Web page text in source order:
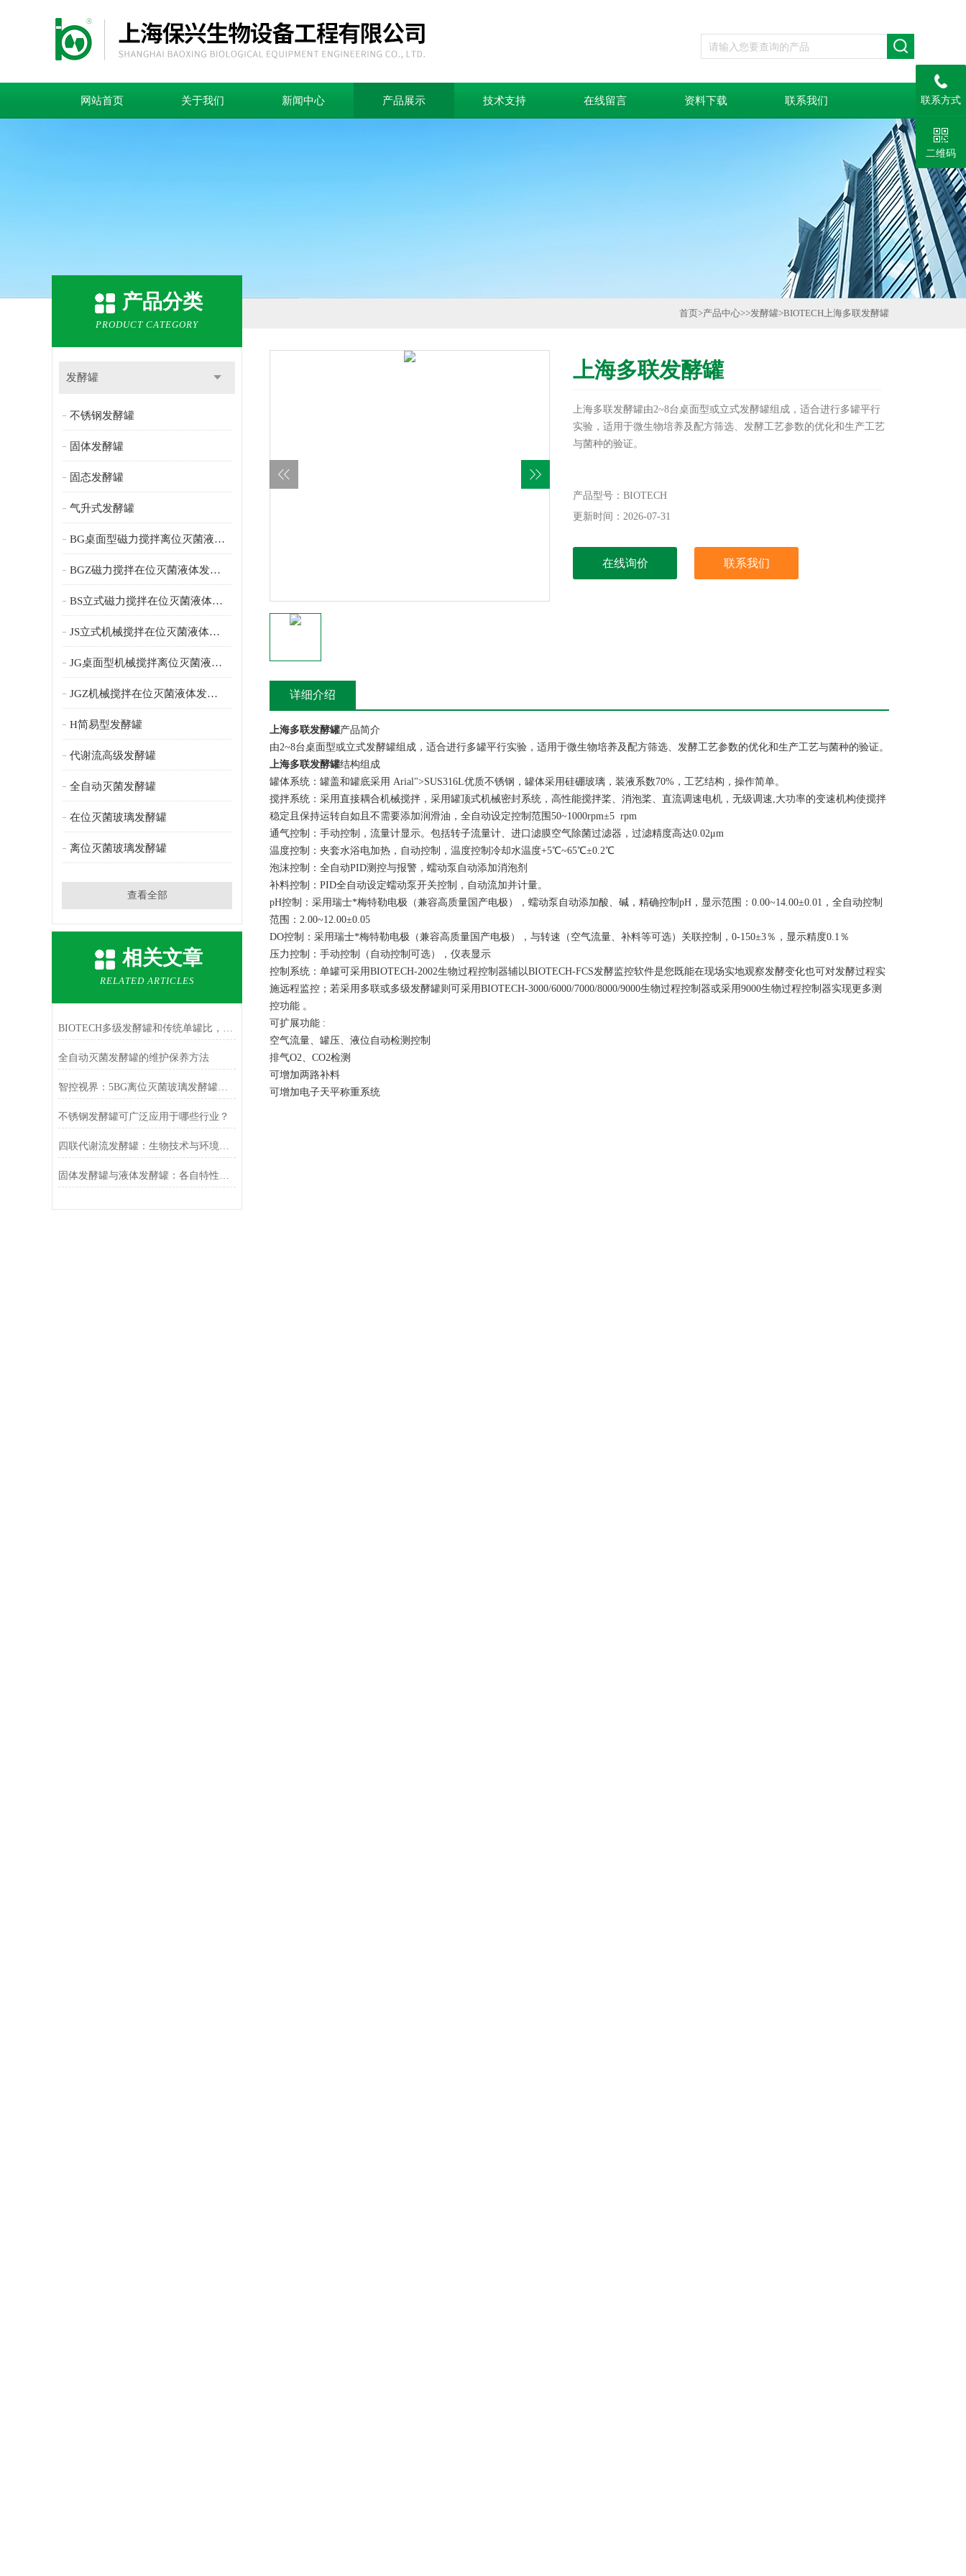
网站首页 关于我们 新闻中心 产品展示 技术支持 在线留言 资料下载 联系我们
产品分类
PRODUCT CATEGORY
发酵罐
不锈钢发酵罐
固体发酵罐
固态发酵罐
气升式发酵罐
BG桌面型磁力搅拌离位灭菌液体发酵罐
BGZ磁力搅拌在位灭菌液体发酵罐
BS立式磁力搅拌在位灭菌液体发酵罐
JS立式机械搅拌在位灭菌液体发酵罐
JG桌面型机械搅拌离位灭菌液体发酵罐
JGZ机械搅拌在位灭菌液体发酵罐
H简易型发酵罐
代谢流高级发酵罐
全自动灭菌发酵罐
在位灭菌玻璃发酵罐
离位灭菌玻璃发酵罐
查看全部
相关文章
RELATED ARTICLES
BIOTECH多级发酵罐和传统单罐比，到底值不值那个差价
全自动灭菌发酵罐的维护保养方法
智控视界：5BG离位灭菌玻璃发酵罐的精密工艺解码
不锈钢发酵罐可广泛应用于哪些行业？
四联代谢流发酵罐：生物技术与环境保护的绿色桥梁
固体发酵罐与液体发酵罐：各自特性与区别的详细分析
首页>产品中心>>发酵罐>BIOTECH上海多联发酵罐
上海多联发酵罐
上海多联发酵罐由2~8台桌面型或立式发酵罐组成，适合进行多罐平行
实验，适用于微生物培养及配方筛选、发酵工艺参数的优化和生产工艺
与菌种的验证。
产品型号：BIOTECH
更新时间：2026-07-31
在线询价 联系我们
详细介绍
上海多联发酵罐产品简介
由2~8台桌面型或立式发酵罐组成，适合进行多罐平行实验，适用于微生物培养及配方筛选、发酵工艺参数的优化和生产工艺与菌种的验证。
上海多联发酵罐结构组成
罐体系统：罐盖和罐底采用 Arial">SUS316L优质不锈钢，罐体采用硅硼玻璃，装液系数70%，工艺结构，操作简单。
搅拌系统：采用直接耦合机械搅拌，采用罐顶式机械密封系统，高性能搅拌桨、消泡桨、直流调速电机，无级调速,大功率的变速机构使搅拌
稳定且保持运转自如且不需要添加润滑油，全自动设定控制范围50~1000rpm±5 rpm
通气控制：手动控制，流量计显示。包括转子流量计、进口滤膜空气除菌过滤器，过滤精度高达0.02μm
温度控制：夹套水浴电加热，自动控制，温度控制冷却水温度+5℃~65℃±0.2℃
泡沫控制：全自动PID测控与报警，蠕动泵自动添加消泡剂
补料控制：PID全自动设定蠕动泵开关控制，自动流加并计量。
pH控制：采用瑞士*梅特勒电极（兼容高质量国产电极），蠕动泵自动添加酸、碱，精确控制pH，显示范围：0.00~14.00±0.01，全自动控制
范围：2.00~12.00±0.05
DO控制：采用瑞士*梅特勒电极（兼容高质量国产电极），与转速（空气流量、补料等可选）关联控制，0-150±3％，显示精度0.1％
压力控制：手动控制（自动控制可选），仪表显示
控制系统：单罐可采用BIOTECH-2002生物过程控制器辅以BIOTECH-FCS发酵监控软件是您既能在现场实地观察发酵变化也可对发酵过程实
施远程监控；若采用多联或多级发酵罐则可采用BIOTECH-3000/6000/7000/8000/9000生物过程控制器或采用9000生物过程控制器实现更多测
控功能 。
可扩展功能 :
空气流量、罐压、液位自动检测控制
排气O2、CO2检测
可增加两路补料
可增加电子天平称重系统
联系方式
二维码